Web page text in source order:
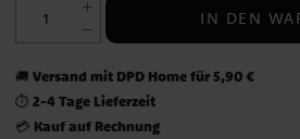
IN DEN
🚚 Versand mit DPD Home für 5,90 €
⏱️ 2-4 Tage Lieferzeit
💳 Kauf auf Rechnung